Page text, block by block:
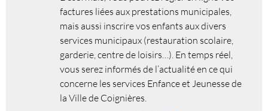
factures liées aux prestations municipales,
mais aussi inscrire vos enfants aux divers
services municipaux (restauration scolaire,
garderie, centre de loisirs…). En temps réel,
vous serez informés de l’actualité en ce qui
concerne les services Enfance et Jeunesse de
la Ville de Coignières.